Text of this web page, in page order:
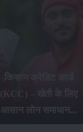
किसान क्रेडिट कार्ड
(KCC) – खेती के लिए
आसान लोन समाधान...